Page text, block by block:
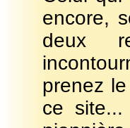
encore,
deux
prenez
ce